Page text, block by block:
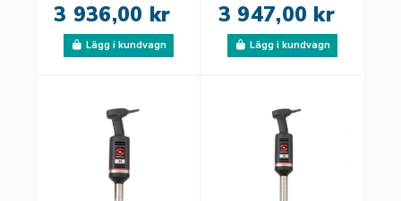
3 936,00 kr
Lägg i kundvagn
3 947,00 kr
Lägg i kundvagn